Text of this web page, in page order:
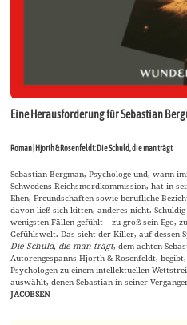
Eine Herausforderung für Sebastian
Roman | Hjorth & Rosenfeldt: Die Schuld, die man trägt
Sebastian Bergman, Psychologe und, wann
Schwedens Reichsmordkommission, hat in
Ehen, Freundschaften sowie berufliche
davon ließ sich kitten, anderes nicht.
wenigsten Fällen gefühlt – zu groß sein Ego,
Gefühlswelt. Das sieht der Killer, auf dessen
Die Schuld, die man trägt, dem achten
Autorengespanns Hjorth & Rosenfeldt,
Psychologen zu einem intellektuellen
auswählt, denen Sebastian in seiner
JACOBSEN